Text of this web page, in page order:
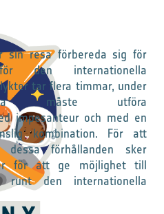
sin resa förbereda sig för
den internationella
tar flera timmar, under
måste utföra
impesanteur och med en
kombination. För att
förhållanden sker
för att ge möjlighet till
den internationella